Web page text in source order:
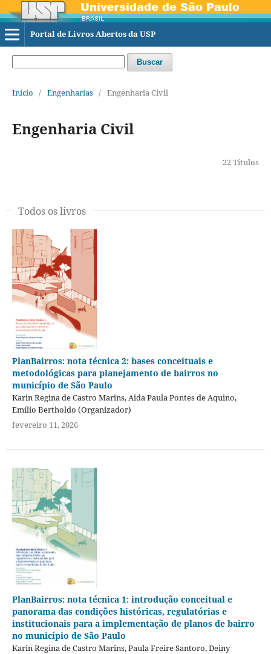
Portal de Livros Abertos da USP
Buscar
Início / Engenharias / Engenharia Civil
Engenharia Civil
22 Títulos
Todos os livros
PlanBairros: nota técnica 2: bases conceituais e
metodológicas para planejamento de bairros no
município de São Paulo
Karin Regina de Castro Marins, Aida Paula Pontes de Aquino,
Emílio Bertholdo (Organizador)
fevereiro 11, 2026
PlanBairros: nota técnica 1: introdução conceitual e
panorama das condições históricas, regulatórias e
institucionais para a implementação de planos de bairro
no município de São Paulo
Karin Regina de Castro Marins, Paula Freire Santoro, Deiny